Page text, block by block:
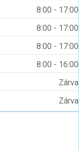
8:00 - 17:00
8:00 - 17:00
8:00 - 17:00
8:00 - 16:00
Zárva
Zárva